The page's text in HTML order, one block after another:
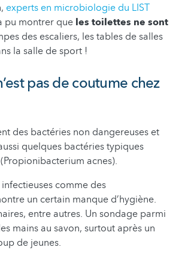
experts en microbiologie du LIST
pu montrer que les toilettes ne sont
des escaliers, les tables de salles
la salle de sport !
pas de coutume chez
des bactéries non dangereuses et
quelques bactéries typiques
acnes).
comme des
un certain manque d’hygiène.
entre autres. Un sondage parmi
mains au savon, surtout après un
de jeunes.